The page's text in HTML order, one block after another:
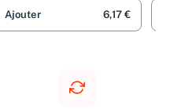
Ajouter 6,17 €